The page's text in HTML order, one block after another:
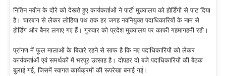
नितिन नवीन के दौरे को देखते हुए कार्यकर्ताओं ने पार्टी मुख्यालय को होर्डिंगों से पाट दिया
है। चारबाग से लेकर लोहिया पथ तक हर जगह नवनियुक्त पदाधिकारियों के नाम से
होर्डिंग और बैनर लगाए गए हैं। गुरुवार को प्रदेश मुख्यालय पर काफी गहमागहमी रही।
प्रांगण में फूल मालाओं के बिखरे रहने से साफ है कि नए पदाधिकारियों को लेकर
कार्यकर्ताओं एवं समर्थकों में भरपूर उत्साह है। दोपहर दो बजे पदाधिकारियों की बैठक
बुलाई गई, जिसमें स्वागत कार्यक्रमों की रूपरेखा बनाई गई।